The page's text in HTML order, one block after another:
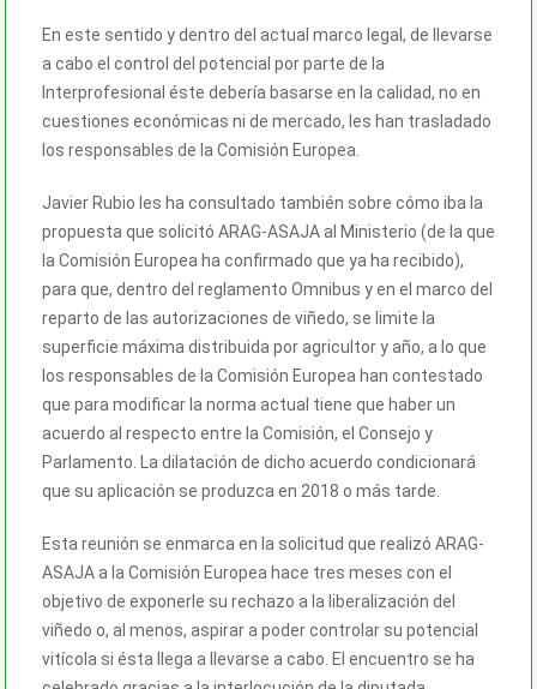
En este sentido y dentro del actual marco legal, de llevarse
a cabo el control del potencial por parte de la
Interprofesional éste debería basarse en la calidad, no en
cuestiones económicas ni de mercado, les han trasladado
los responsables de la Comisión Europea.
Javier Rubio les ha consultado también sobre cómo iba la
propuesta que solicitó ARAG-ASAJA al Ministerio (de la que
la Comisión Europea ha confirmado que ya ha recibido),
para que, dentro del reglamento Omnibus y en el marco del
reparto de las autorizaciones de viñedo, se limite la
superficie máxima distribuida por agricultor y año, a lo que
los responsables de la Comisión Europea han contestado
que para modificar la norma actual tiene que haber un
acuerdo al respecto entre la Comisión, el Consejo y
Parlamento. La dilatación de dicho acuerdo condicionará
que su aplicación se produzca en 2018 o más tarde.
Esta reunión se enmarca en la solicitud que realizó ARAG-
ASAJA a la Comisión Europea hace tres meses con el
objetivo de exponerle su rechazo a la liberalización del
viñedo o, al menos, aspirar a poder controlar su potencial
vitícola si ésta llega a llevarse a cabo. El encuentro se ha